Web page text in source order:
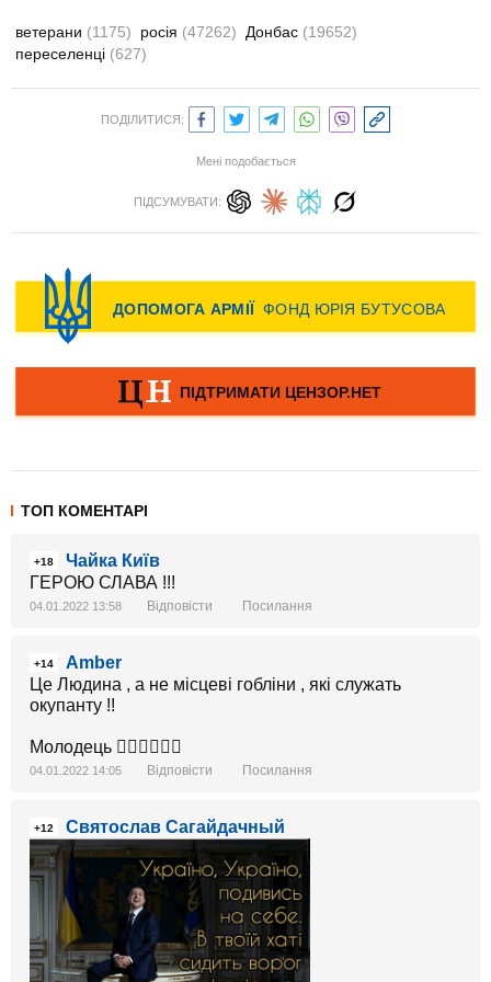
ветерани (1175) росія (47262) Донбас (19652)
переселенці (627)
ПОДІЛИТИСЯ:
Мені подобається
ПІДСУМУВАТИ:
ТОП КОМЕНТАРІ
+18
Чайка Київ
ГЕРОЮ СЛАВА !!!
04.01.2022 13:58 Відповісти Посилання
+14
Amber
Це Людина , а не місцеві гобліни , які служать
окупанту !!
Молодець 👍🏼👍🏼👍🏼
04.01.2022 14:05 Відповісти Посилання
+12 Святослав Сагайдачный